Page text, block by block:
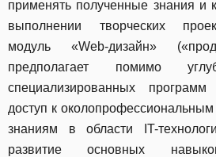
применять полученные знания и
выполнении творческих
модуль «Web-дизайн»
предполагает помимо
специализированных
доступ к
знаниям в области IT-
развитие основных